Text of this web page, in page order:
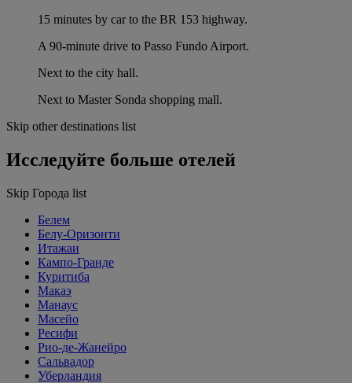
15 minutes by car to the BR 153 highway.
A 90-minute drive to Passo Fundo Airport.
Next to the city hall.
Next to Master Sonda shopping mall.
Skip other destinations list
Исследуйте больше отелей
Skip Города list
Белем
Белу-Оризонти
Итажаи
Кампо-Гранде
Куритиба
Макаэ
Манаус
Масейо
Ресифи
Рио-де-Жанейро
Сальвадор
Уберландия